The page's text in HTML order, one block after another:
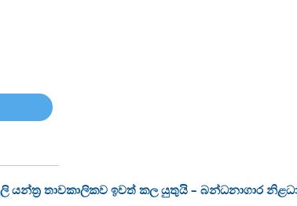
යන්ත්‍ර තාවකාලිකව ඉවත් කල යුතුයි – බන්ධනාගාර